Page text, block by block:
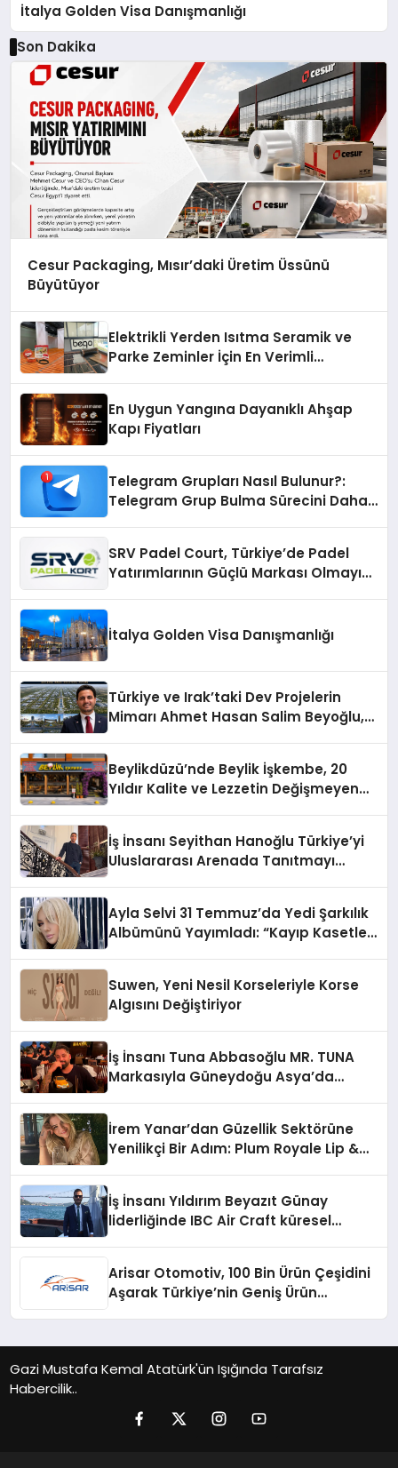
İtalya Golden Visa Danışmanlığı
Son Dakika
Cesur Packaging, Mısır’daki Üretim Üssünü
Büyütüyor
Elektrikli Yerden Isıtma Seramik ve
Parke Zeminler İçin En Verimli
En Uygun Yangına Dayanıklı Ahşap
Kapı Fiyatları
Telegram Grupları Nasıl Bulunur?:
Telegram Grup Bulma Sürecini Daha
SRV Padel Court, Türkiye’de Padel
Yatırımlarının Güçlü Markası Olmayı
İtalya Golden Visa Danışmanlığı
Türkiye ve Irak’taki Dev Projelerin
Mimarı Ahmet Hasan Salim Beyoğlu,
Hayata Geçirecek
Beylikdüzü’nde Beylik İşkembe, 20
Yıldır Kalite ve Lezzetin Değişmeyen
İş İnsanı Seyithan Hanoğlu Türkiye’yi
Uluslararası Arenada Tanıtmayı
Ayla Selvi 31 Temmuz’da Yedi Şarkılık
Albümünü Yayımladı: “Kayıp Kasetler
Suwen, Yeni Nesil Korseleriyle Korse
Algısını Değiştiriyor
İş İnsanı Tuna Abbasoğlu MR. TUNA
Markasıyla Güneydoğu Asya’da
İrem Yanar’dan Güzellik Sektörüne
Yenilikçi Bir Adım: Plum Royale Lip &
İş İnsanı Yıldırım Beyazıt Günay
liderliğinde IBC Air Craft küresel
Arisar Otomotiv, 100 Bin Ürün Çeşidini
Aşarak Türkiye’nin Geniş Ürün
Gazi Mustafa Kemal Atatürk'ün Işığında Tarafsız
Habercilik..